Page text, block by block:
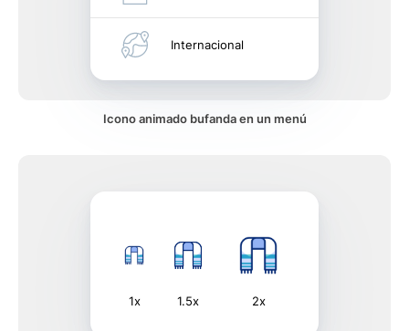
Internacional
Icono animado bufanda en un menú
1x 1.5x 2x